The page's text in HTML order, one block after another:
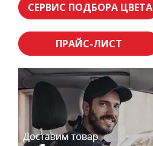
СЕРВИС ПОДБОРА ЦВЕТА
ПРАЙС-ЛИСТ